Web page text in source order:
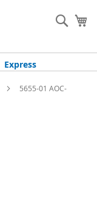
Express
5655-01 AOC-